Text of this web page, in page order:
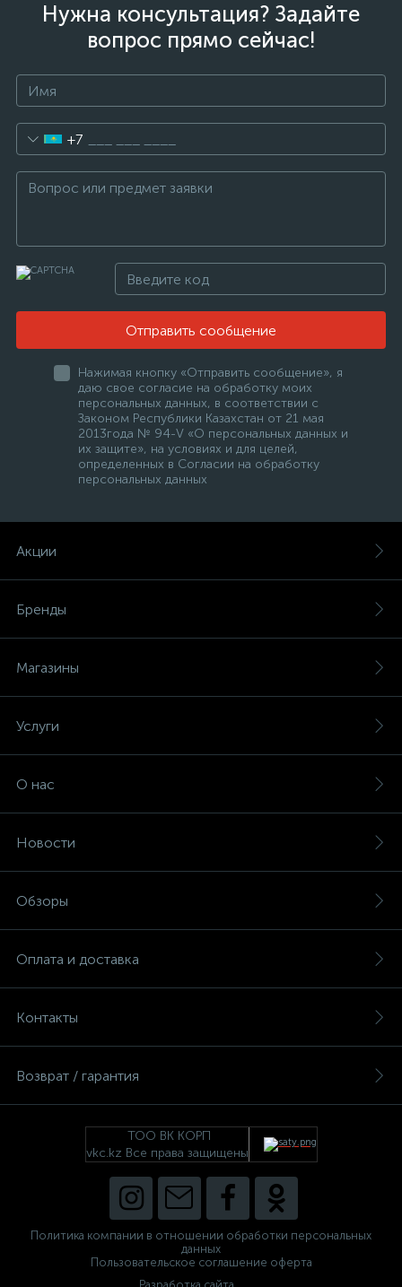
Нужна консультация? Задайте
вопрос прямо сейчас!
+7
Отправить сообщение
Нажимая кнопку «Отправить сообщение», я
даю свое согласие на обработку моих
персональных данных, в соответствии с
Законом Республики Казахстан от 21 мая
2013года № 94-V «О персональных данных и
их защите», на условиях и для целей,
определенных в Согласии на обработку
персональных данных
Акции
Бренды
Магазины
Услуги
О нас
Новости
Обзоры
Оплата и доставка
Контакты
Возврат / гарантия
ТОО ВК КОРП
vkc.kz Все права защищены
Политика компании в отношении обработки персональных
данных
Пользовательское соглашение оферта